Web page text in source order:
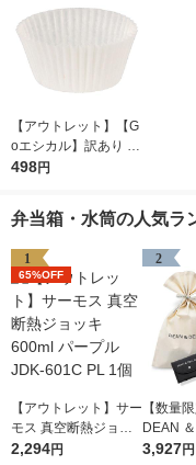
【アウトレット】【G
oエシカル】訳あり シ
モジマ おかずカップ
498円
弁当箱・水筒の人気ラ
1
65%OFF
【アウトレット】サー
モス 真空断熱ジョッ
キ 600ml パープル JD
2,294円
2
【数量
DEAN
クーラー
3,927円